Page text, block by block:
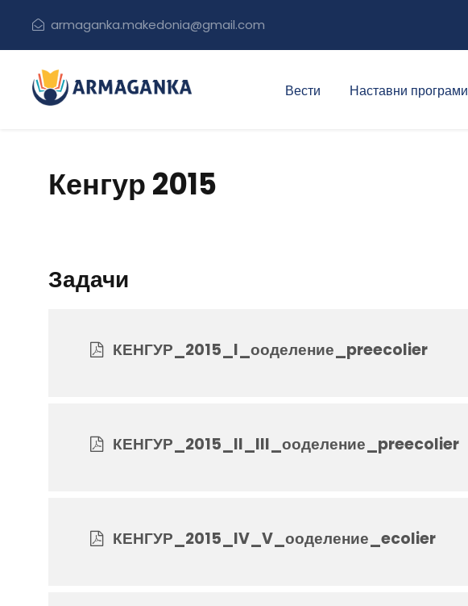
armaganka.makedonia@gmail.com
Вести Наставни програми
Кенгур 2015
Задачи
КЕНГУР_2015_I_ооделение_preecolier
КЕНГУР_2015_II_III_ооделение_preecolier
КЕНГУР_2015_IV_V_ооделение_ecolier